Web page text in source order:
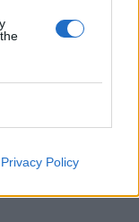
Privacy Policy